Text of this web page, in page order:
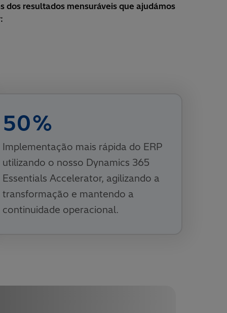
dos resultados mensuráveis que ajudámos
50%
Implementação mais rápida do ERP
utilizando o nosso Dynamics 365
Essentials Accelerator, agilizando a
transformação e mantendo a
continuidade operacional.